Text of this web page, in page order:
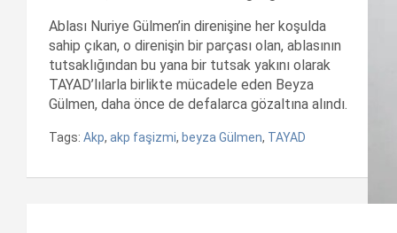
Ablası Nuriye Gülmen’in direnişine her koşulda
sahip çıkan, o direnişin bir parçası olan, ablasının
tutsaklığından bu yana bir tutsak yakını olarak
TAYAD’lılarla birlikte mücadele eden Beyza
Gülmen, daha önce de defalarca gözaltına alındı.
Tags: Akp, akp faşizmi, beyza Gülmen, TAYAD